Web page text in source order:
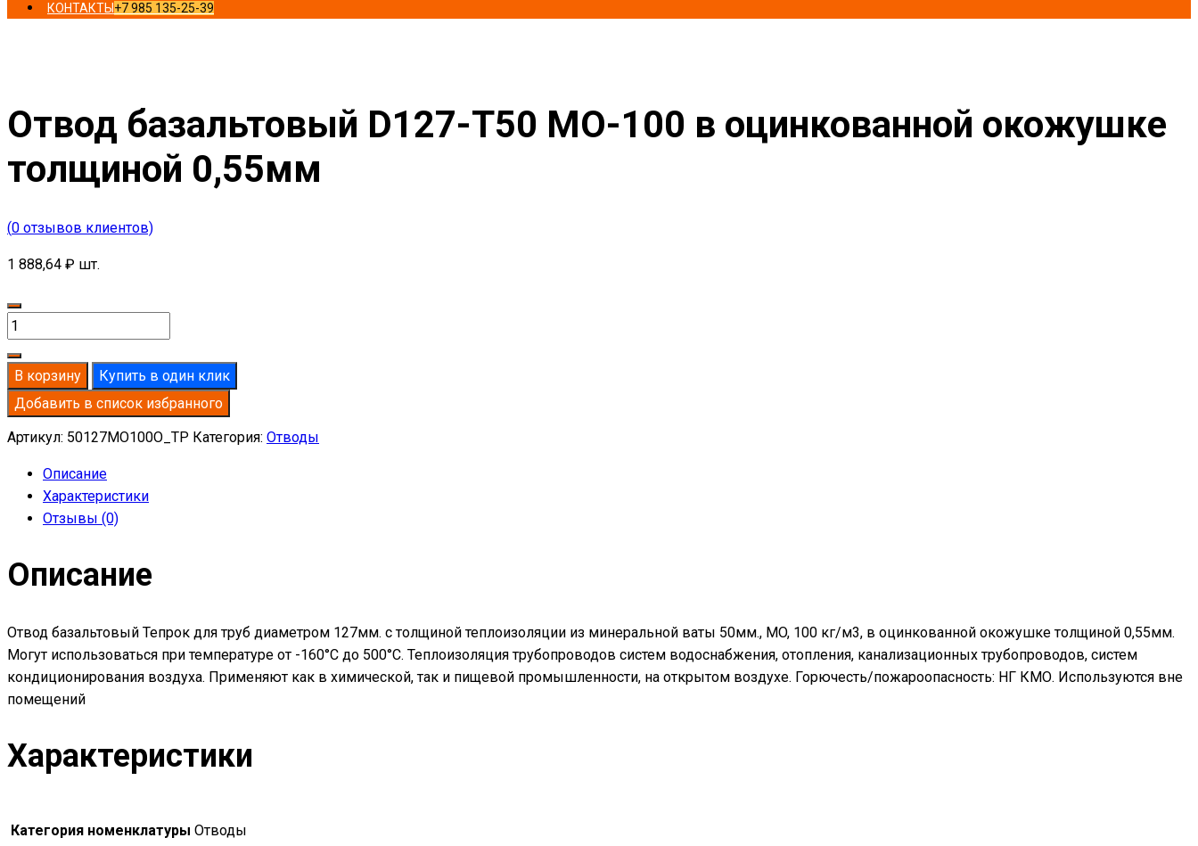
КОНТАКТЫ +7 985 135-25-39
Отвод базальтовый D127-T50 MO-100 в оцинкованной окожушке
толщиной 0,55мм
(0 отзывов клиентов)
1 888,64 ₽ шт.
Количество
товара
Отвод
базальтовый
D127-
T50
100
оцинкованной
толщиной
0,55мм
В корзину
Купить в один клик
Добавить в список избранного
Артикул: 50127MO100O_TP Категория: Отводы
Описание
Характеристики
Отзывы (0)
Описание
Отвод базальтовый Тепрок для труб диаметром 127мм. с толщиной теплоизоляции из минеральной ваты 50мм., MO, 100 кг/м3, в оцинкованной окожушке толщиной 0,55мм.
Могут использоваться при температуре от -160°С до 500°С. Теплоизоляция трубопроводов систем водоснабжения, отопления, канализационных трубопроводов, систем
кондиционирования воздуха. Применяют как в химической, так и пищевой промышленности, на открытом воздухе. Горючесть/пожароопасность: НГ КМО. Используются вне
помещений
Характеристики
Категория номенклатуры Отводы